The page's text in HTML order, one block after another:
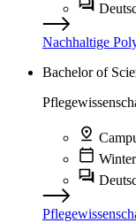
Nachhaltige
Bachelor of